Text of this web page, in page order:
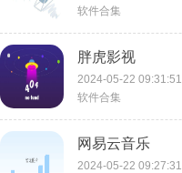
软件合集
胖虎影视
2024-05-22 09:31:51
软件合集
网易云音乐
2024-05-22 09:27:31